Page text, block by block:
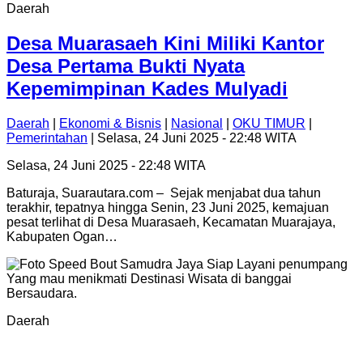
Daerah
Desa Muarasaeh Kini Miliki Kantor
Desa Pertama Bukti Nyata
Kepemimpinan Kades Mulyadi
Daerah Ekonomi & Bisnis Nasional OKU TIMUR
Pemerintahan | Selasa, 24 Juni 2025 - 22:48 WITA
Selasa, 24 Juni 2025 - 22:48 WITA
Baturaja, Suarautara.com – Sejak menjabat dua tahun
terakhir, tepatnya hingga Senin, 23 Juni 2025, kemajuan
pesat terlihat di Desa Muarasaeh, Kecamatan Muarajaya,
Kabupaten Ogan…
Daerah